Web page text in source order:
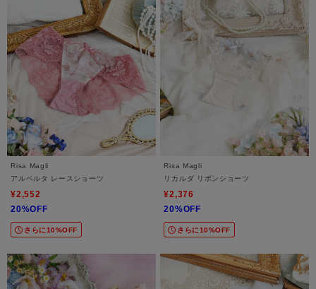
Risa Magli
アルベルタ レースショーツ
¥2,552
20%OFF
さらに10%OFF
Risa Magli
リカルダ リボンショーツ
¥2,376
20%OFF
さらに10%OFF